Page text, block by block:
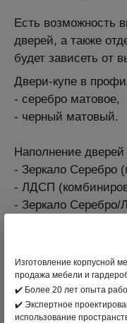
Есть возможность
дверей, а также
будет зависеть от
Двери-купе в
- серебро матовое,
- черный матовый.
Наполнение
- Зеркало Серебро
- ЛДСП
- Зеркало
Можно выбрать в
дверей.
Изготовление корпусной
продажа мебели и
✔️ Более 20 лет опыта
✔️ Экспертное
использование